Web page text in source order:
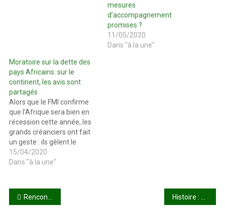
mesures
d’accompagnement
promises ?
11/05/2020
Dans "à la une"
Moratoire sur la dette des
pays Africains: sur le
continent, les avis sont
partagés
Alors que le FMI confirme
que l'Afrique sera bien en
récession cette année, les
grands créanciers ont fait
un geste : ils gèlent le
service de la dette pour un
groupe de 76 pays, dont
budgétaires à soutenir…
15/04/2020
Dans "à la une"
Navigation
Rencontre entre les membres du Collectif pour la libération de Soumaila Cissé et l’imam Mahmoud Dicko : Ce qu’ils se sont dit !